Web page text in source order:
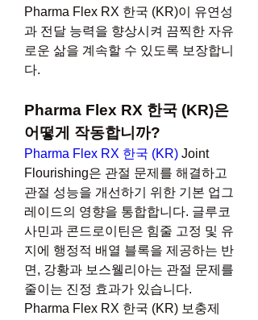
Pharma Flex RX 한국 (KR)이 유연성
과 전달 능력을 향상시켜 끔찍한 자유
로운 삶을 계속할 수 있도록 보장합니
다.
Pharma Flex RX 한국 (KR)은
어떻게 작동합니까?
Pharma Flex RX 한국 (KR) Joint
Flourishing은 관절 문제를 해결하고
관절 성능을 개선하기 위한 기본 업그
레이드의 영향을 통합합니다. 글루코
사민과 콘드로이틴은 힘줄 고정 및 유
지에 행정적 배열 블록을 제공하는 반
면, 강황과 보스웰리아는 관절 문제를
줄이는 진정 효과가 있습니다.
Pharma Flex RX 한국 (KR) 보충제